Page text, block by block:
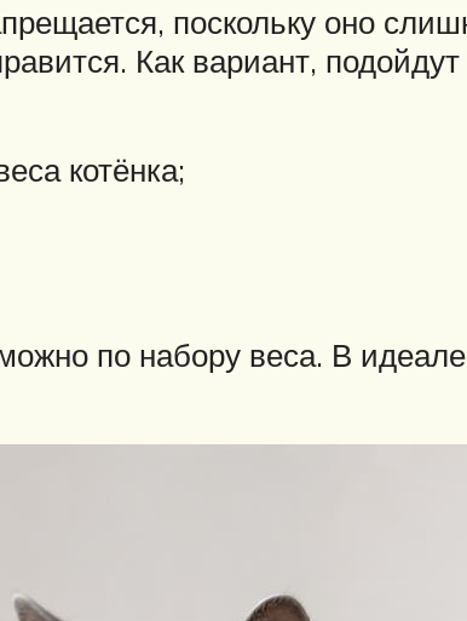
поскольку оно
Как вариант,
котёнка;
по набору веса. В